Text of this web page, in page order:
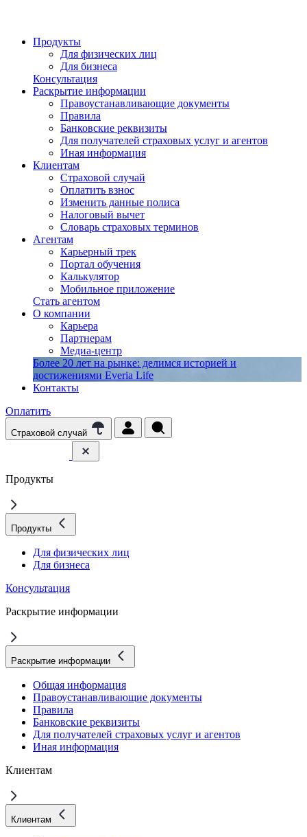
Продукты
Для физических лиц
Для бизнеса
Консультация
Раскрытие информации
Правоустанавливающие документы
Правила
Банковские реквизиты
Для получателей страховых услуг и агентов
Иная информация
Клиентам
Страховой случай
Оплатить взнос
Изменить данные полиса
Налоговый вычет
Словарь страховых терминов
Агентам
Карьерный трек
Портал обучения
Калькулятор
Мобильное приложение
Стать агентом
О компании
Карьера
Партнерам
Медиа-центр
Более 20 лет на рынке: делимся историей и
достижениями Everia Life
Контакты
Оплатить
Страховой случай
Продукты
Продукты
Для физических лиц
Для бизнеса
Консультация
Раскрытие информации
Раскрытие информации
Общая информация
Правоустанавливающие документы
Правила
Банковские реквизиты
Для получателей страховых услуг и агентов
Иная информация
Клиентам
Клиентам